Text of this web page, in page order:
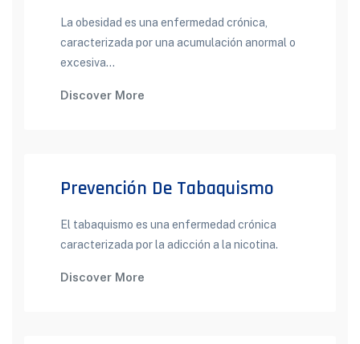
La obesidad es una enfermedad crónica,
caracterizada por una acumulación anormal o
excesiva...
Discover More
Prevención De Tabaquismo
El tabaquismo es una enfermedad crónica
caracterizada por la adicción a la nicotina.
Discover More